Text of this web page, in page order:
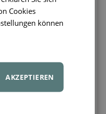
fühlt sich angenehm
Gefühl, das
nachahmen
Holz langlebig und
intensiver Nutzung
Familie
Cookies
können
AKZEPTIEREN